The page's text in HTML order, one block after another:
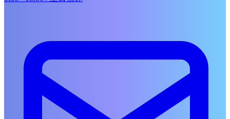
COMPANY
お知らせ一覧